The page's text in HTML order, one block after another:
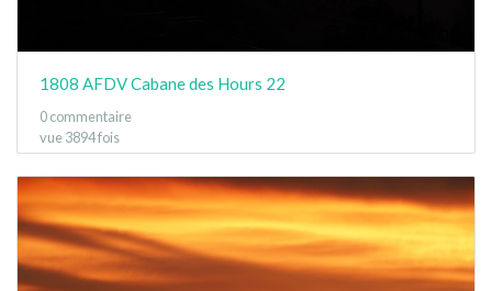
1808 AFDV Cabane des Hours 22
0 commentaire
vue 3894 fois